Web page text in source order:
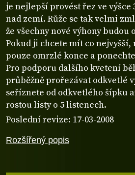
Rozšířený popis
je nejlepší provést řez ve výšce
nad zemí. Růže se tak velmi
že všechny nové výhony budou
Pokud ji chcete mít co nejvyšší,
pouze omrzlé konce a
Pro podporu dalšího kvetení
průběžně prořezávat odkvetlé
seříznete od odkvetlého šípku
rostou listy o 5 listenech.
Poslední revize: 17-03-2008